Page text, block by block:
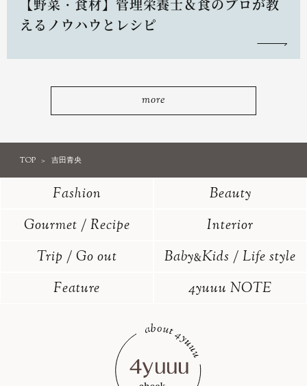
【野菜・食材】管理栄養士＆食のプロが教
えるノウハウとレシピ
more
TOP 吉田青央
Fashion
Beauty
Gourmet / Recipe
Interior
Trip / Go out
Baby&Kids / Life style
Feature
4yuuu NOTE